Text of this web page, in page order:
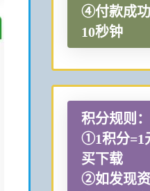
④付款成
10秒钟
积分规则：
①1积分=1
买下载
②如发现